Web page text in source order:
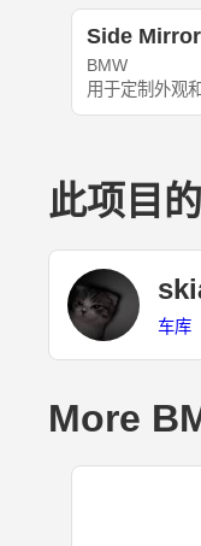
Side
BMW
用于定制外观
此项目
车库
More